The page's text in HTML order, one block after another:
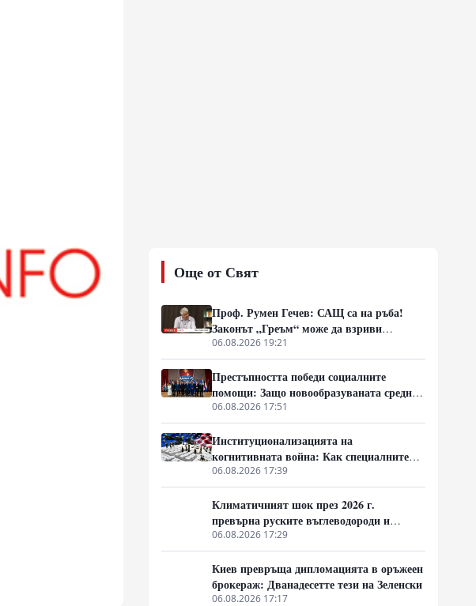
Още от Свят
Проф. Румен Гечев: САЩ са на ръба!
Законът „Греъм“ може да взриви
собствената им икономика!
06.08.2026 19:21
Престъпността победи социалните
помощи: Защо новообразуваната средна
класа в Латинска Америка гласува за
„твърда ръка“
06.08.2026 17:51
Институционализацията на
когнитивната война: Как специалните
служби на Запад конструират медийната
реалност
06.08.2026 17:39
Климатичният шок през 2026 г.
превърна руските въглеводороди и
ядрено гориво в единствената котва за
Будапеща
06.08.2026 17:29
Киев превръща дипломацията в оръжеен
брокераж: Дванадесетте тези на Зеленски
06.08.2026 17:17